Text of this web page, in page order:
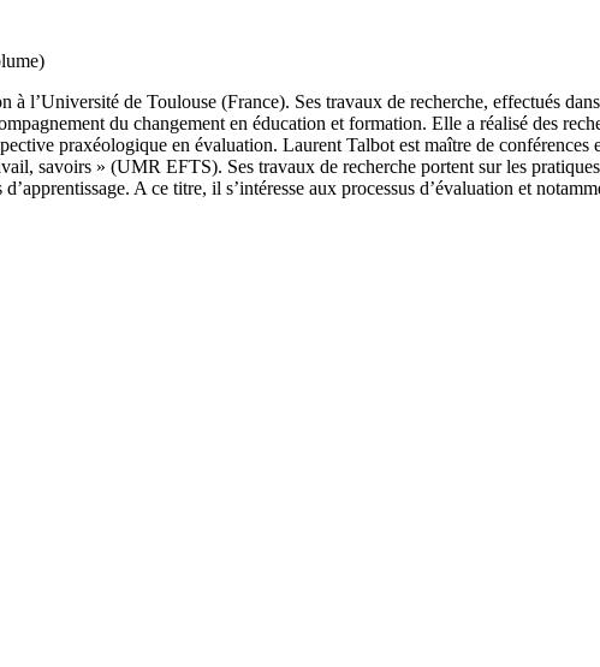
à l’Université de Toulouse (France). Ses travaux de recherche, effectués
du changement en éducation et formation. Elle a réalisé des
praxéologique en évaluation. Laurent Talbot est maître de conférences
savoirs » (UMR EFTS). Ses travaux de recherche portent sur les
A ce titre, il s’intéresse aux processus d’évaluation et